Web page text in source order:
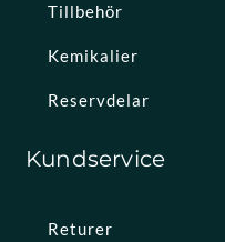
Tillbehör
Kemikalier
Reservdelar
Kundservice
Returer